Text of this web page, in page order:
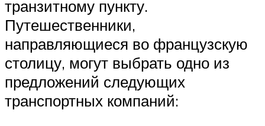
транзитному пункту.
Путешественники,
направляющиеся во французскую
столицу, могут выбрать одно из
предложений следующих
транспортных компаний: